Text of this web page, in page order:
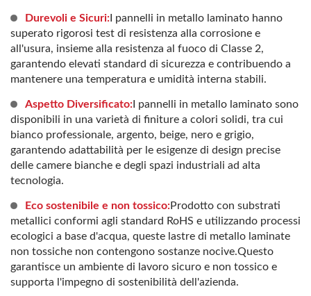
Durevoli e Sicuri: I pannelli in metallo laminato hanno
superato rigorosi test di resistenza alla corrosione e
all'usura, insieme alla resistenza al fuoco di Classe 2,
garantendo elevati standard di sicurezza e contribuendo a
mantenere una temperatura e umidità interna stabili.
Aspetto Diversificato: I pannelli in metallo laminato sono
disponibili in una varietà di finiture a colori solidi, tra cui
bianco professionale, argento, beige, nero e grigio,
garantendo adattabilità per le esigenze di design precise
delle camere bianche e degli spazi industriali ad alta
tecnologia.
Eco sostenibile e non tossico:Prodotto con substrati
metallici conformi agli standard RoHS e utilizzando processi
ecologici a base d'acqua, queste lastre di metallo laminate
non tossiche non contengono sostanze nocive.Questo
garantisce un ambiente di lavoro sicuro e non tossico e
supporta l'impegno di sostenibilità dell'azienda.